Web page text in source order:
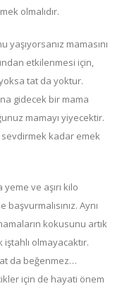
olmalıdır.
yaşıyorsanız mamasını
etkilenmesi için,
tat da yoktur.
gidecek bir mama
mamayı yiyecektir.
kadar emek
ve aşırı kilo
Aynı
kokusunu artık
olmayacaktır.
da beğenmez…
için de hayati önem